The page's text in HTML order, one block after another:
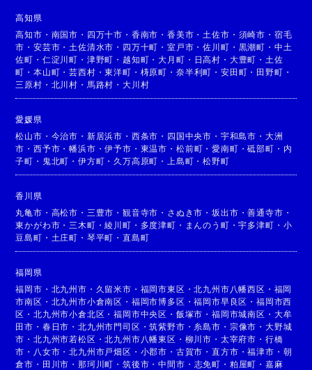
高知県
高知市 ・ 南国市 ・ 四万十市 ・ 香南市 ・香美市 ・ 土佐市 ・ 須崎市 ・ 宿毛
市 ・安芸市 ・ 土佐清水市 ・ 四万十町 ・室戸市 ・佐川町 ・ 黒潮町 ・ 中土
佐町 ・ 仁淀川町 ・ 津野町 ・ 越知町 ・大月町 ・ 日高村 ・ 大豊町 ・ 土佐
町 ・本山町 ・芸西村 ・東洋町 ・ 梼原町 ・ 奈半利町 ・ 安田町 ・ 田野町 ・
三原村 ・ 北川村 ・ 馬路村 ・大川村
愛媛県
松山市 ・ 今治市 ・ 新居浜市 ・ 西条市 ・ 四国中央市 ・ 宇和島市 ・ 大洲
市 ・西予市 ・幡浜市 ・伊予市 ・ 東温市 ・ 松前町 ・愛南町 ・砥部町 ・ 内
子町 ・ 鬼北町 ・伊方町 ・ 久万高原町 ・ 上島町 ・松野町
香川県
丸亀市 ・ 高松市 ・ 三豊市 ・観音寺市 ・ さぬき市 ・坂出市 ・善通寺市 ・
東かがわ市 ・ 三木町 ・綾川町 ・ 多度津町 ・ まんのう町 ・宇多津町 ・ 小
豆島町 ・ 土庄町 ・ 琴平町 ・直島町
福岡県
福岡市 ・ 北九州市 ・ 久留米市 ・ 福岡市東区 ・北九州市八幡西区 ・ 福岡
市南区 ・ 北九州市小倉南区 ・ 福岡市博多区 ・福岡市早良区 ・福岡市西
区 ・北九州市小倉北区 ・福岡市中央区 ・ 飯塚市 ・福岡市城南区 ・ 大牟
田市 ・ 春日市 ・北九州市門司区 ・筑紫野市 ・ 糸島市 ・ 宗像市 ・ 大野城
市 ・北九州市若松区 ・北九州市八幡東区 ・ 柳川市 ・ 太宰府市 ・ 行橋
市 ・ 八女市 ・北九州市戸畑区 ・ 小郡市 ・ 古賀市 ・直方市 ・福津市 ・ 朝
倉市 ・ 田川市 ・那珂川町 ・筑後市 ・中間市 ・ 志免町 ・ 粕屋町 ・ 嘉麻